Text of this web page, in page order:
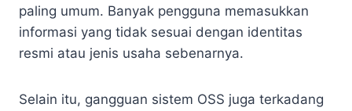
paling umum. Banyak pengguna memasukkan
informasi yang tidak sesuai dengan identitas
resmi atau jenis usaha sebenarnya.
Selain itu, gangguan sistem OSS juga terkadang